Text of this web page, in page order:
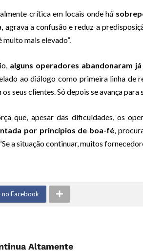
crítica em locais onde há
agrava a confusão e reduz a
mais elevado”.
alguns operadores abandonaram
ao diálogo como primeira linha de
seus clientes. Só depois se avança para
que, apesar das dificuldades, os
por princípios de boa-fé,
a situação continuar, muitos
Facebook
Altamente